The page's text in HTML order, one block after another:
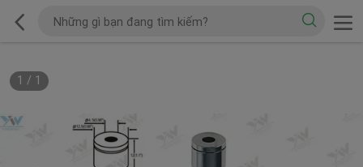
1 / 1